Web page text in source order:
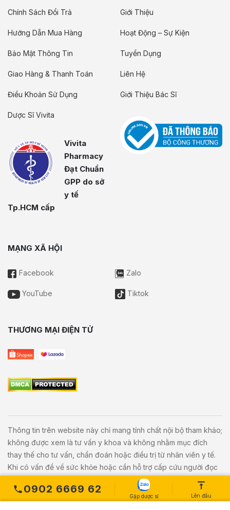
0902 6669 62
Gặp dược sĩ Lên đầu
Chính Sách Đổi Trả
Hướng Dẫn Mua Hàng
Bảo Mật Thông Tin
Giao Hàng & Thanh Toán
Điều Khoản Sử Dụng
Dược Sĩ Vivita
Vivita
Pharmacy
Đạt Chuẩn
GPP do sở
y tế
Tp.HCM cấp
Giới Thiệu
Hoạt Động – Sự Kiện
Tuyển Dụng
Liên Hệ
Giới Thiệu Bác Sĩ
MẠNG XÃ HỘI
Facebook Zalo
YouTube Tiktok
THƯƠNG MẠI ĐIỆN TỬ
Thông tin trên website này chỉ mang tính chất nội bộ tham khảo;
không được xem là tư vấn y khoa và không nhằm mục đích
thay thế cho tư vấn, chẩn đoán hoặc điều trị từ nhân viên y tế.
Khi có vấn đề về sức khỏe hoặc cần hỗ trợ cấp cứu người đọc
cần liên hệ bác sĩ và cơ sở y tế gần nhất.
Copyright © 2020Vivita.vnAll Rights Reserved. Powered byL